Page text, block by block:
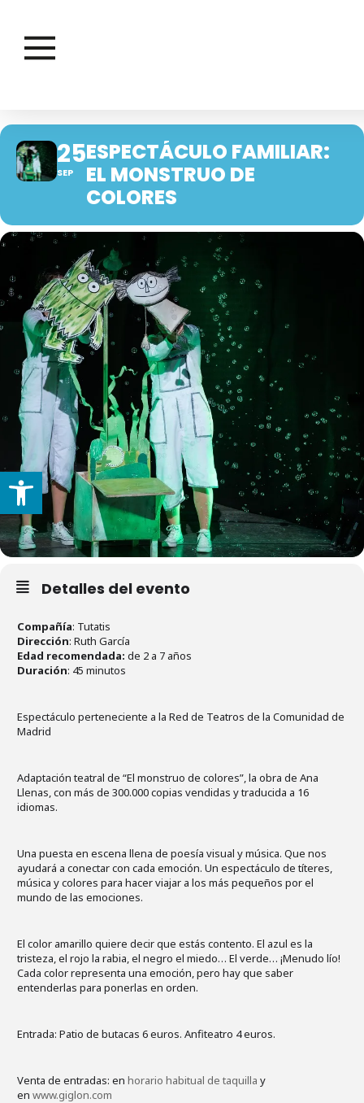
Abrir barra de herramientas
25
SEP
ESPECTÁCULO FAMILIAR:
EL MONSTRUO DE
COLORES
Detalles del evento
Compañía: Tutatis
Dirección: Ruth García
Edad recomendada: de 2 a 7 años
Duración: 45 minutos
Espectáculo perteneciente a la Red de Teatros de la Comunidad de
Madrid
Adaptación teatral de “El monstruo de colores”, la obra de Ana
Llenas, con más de 300.000 copias vendidas y traducida a 16
idiomas.
Una puesta en escena llena de poesía visual y música. Que nos
ayudará a conectar con cada emoción. Un espectáculo de títeres,
música y colores para hacer viajar a los más pequeños por el
mundo de las emociones.
El color amarillo quiere decir que estás contento. El azul es la
tristeza, el rojo la rabia, el negro el miedo… El verde… ¡Menudo lío!
Cada color representa una emoción, pero hay que saber
entenderlas para ponerlas en orden.
Entrada: Patio de butacas 6 euros. Anfiteatro 4 euros.
Venta de entradas: en horario habitual de taquilla y
en www.giglon.com